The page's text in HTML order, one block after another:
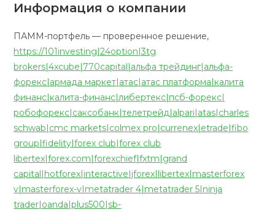
Информация о компании
ПАММ-портфель — проверенное решение,
https://101investing|24option|3tg
brokers|4xcube|770capital|альфа трейдинг|альфа-
форекс|армада маркет|атас|атас платформа|калита
финанс|калита-финанс|либертекс|псб-форекс|
робофорекс|саксобанк|телетрейд|alpari|atas|charles
schwab|cmc markets|colmex pro|currenex|etrade|fibo
group|fidelity|forex club|forex club
libertex|forex.com|forexchief|fxtm|grand
capital|hotforex|interactive|jforex|libertex|masterforex
v|masterforex-v|metatrader 4|metatrader 5|ninja
trader|oanda|plus500|sb-